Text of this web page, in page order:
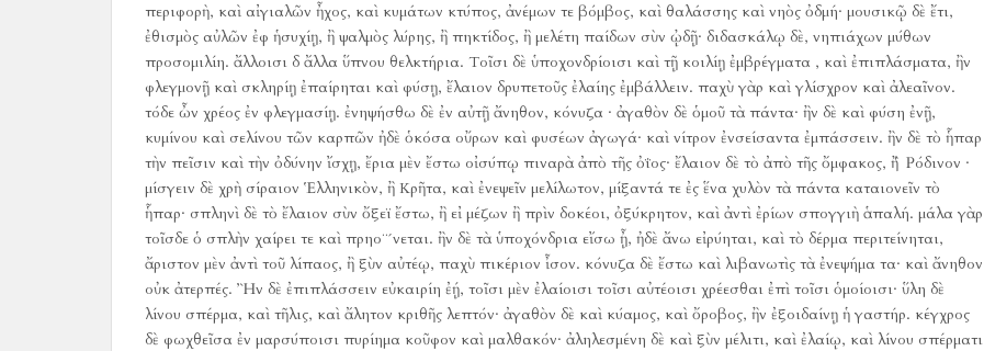
περιφορὴ, καὶ αἰγιαλῶν ἦχος, καὶ κυμάτων κτύπος, ἀνέμων τε βόμβος, καὶ θαλάσσης καὶ νηὸς ὀδμή· μουσικῷ δὲ ἔτι,
ἐθισμὸς αὐλῶν ἐφ ἡσυχίῃ, ἢ ψαλμὸς λύρης, ἢ πηκτίδος, ἢ μελέτη παίδων σὺν ᾠδῇ· διδασκάλῳ δὲ, νηπιάχων μύθων
προσομιλίη. ἄλλοισι δ ἄλλα ὕπνου θελκτήρια. Τοῖσι δὲ ὑποχονδρίοισι καὶ τῇ κοιλίῃ ἐμβρέγματα , καὶ ἐπιπλάσματα, ἢν
φλεγμονῇ καὶ σκληρίῃ ἐπαίρηται καὶ φύσῃ, ἔλαιον δρυπετοῦς ἐλαίης ἐμβάλλειν. παχὺ γὰρ καὶ γλίσχρον καὶ ἀλεαῖνον.
τόδε ὦν χρέος ἐν φλεγμασίῃ. ἐνηψήσθω δὲ ἐν αὐτῇ ἄνηθον, κόνυζα · ἀγαθὸν δὲ ὁμοῦ τὰ πάντα· ἢν δὲ καὶ φύση ἐνῇ,
κυμίνου καὶ σελίνου τῶν καρπῶν ἠδὲ ὁκόσα οὔρων καὶ φυσέων ἀγωγά· καὶ νίτρον ἐνσείσαντα ἐμπάσσειν. ἢν δὲ τὸ ἧπαρ
τὴν πεῖσιν καὶ τὴν ὀδύνην ἴσχῃ, ἔρια μὲν ἔστω οἰσύπῳ πιναρὰ ἀπὸ τῆς ὀΐος· ἔλαιον δὲ τὸ ἀπὸ τῆς ὄμφακος, ἢ Ῥόδινον ·
μίσγειν δὲ χρὴ σίραιον Ἑλληνικὸν, ἢ Κρῆτα, καὶ ἐνεψεῖν μελίλωτον, μίξαντά τε ἐς ἕνα χυλὸν τὰ πάντα καταιονεῖν τὸ
ἧπαρ· σπληνὶ δὲ τὸ ἔλαιον σὺν ὄξεϊ ἔστω, ἢ εἰ μέζων ἢ πρὶν δοκέοι, ὀξύκρητον, καὶ ἀντὶ ἐρίων σπογγιὴ ἁπαλή. μάλα γὰρ
τοῖσδε ὁ σπλὴν χαίρει τε καὶ πρηο¨´νεται. ἢν δὲ τὰ ὑποχόνδρια εἴσω ᾖ, ἠδὲ ἄνω εἰρύηται, καὶ τὸ δέρμα περιτείνηται,
ἄριστον μὲν ἀντὶ τοῦ λίπαος, ἢ ξὺν αὐτέῳ, παχὺ πικέριον ἶσον. κόνυζα δὲ ἔστω καὶ λιβανωτὶς τὰ ἐνεψήμα τα· καὶ ἄνηθον
οὐκ ἀτερπές. Ἢν δὲ ἐπιπλάσσειν εὐκαιρίη ἐῄ, τοῖσι μὲν ἐλαίοισι τοῖσι αὐτέοισι χρέεσθαι ἐπὶ τοῖσι ὁμοίοισι· ὕλη δὲ
λίνου σπέρμα, καὶ τῆλις, καὶ ἄλητον κριθῆς λεπτόν· ἀγαθὸν δὲ καὶ κύαμος, καὶ ὄροβος, ἢν ἐξοιδαίνῃ ἡ γαστήρ. κέγχρος
δὲ φωχθεῖσα ἐν μαρσύποισι πυρίημα κοῦφον καὶ μαλθακόν· ἀληλεσμένη δὲ καὶ ξὺν μέλιτι, καὶ ἐλαίῳ, καὶ λίνου σπέρματι